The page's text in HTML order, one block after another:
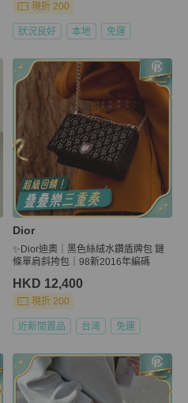
現折 200
狀況良好 本地 免運
Dior
✨Dior迪奧｜黑色絲絨水鑽盾牌包 鏈
條單肩斜挎包｜98新2016年編碼
HKD 12,400
現折 200
近新閒置品 台灣 免運